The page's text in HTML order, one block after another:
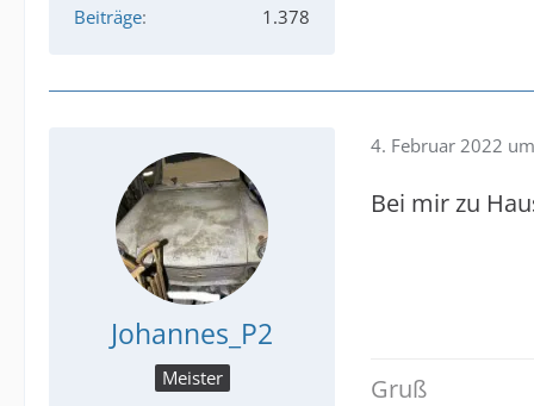
Beiträge
1.378
Johannes_P2
Meister
4. Februar 2022
Bei mir zu
Gruß